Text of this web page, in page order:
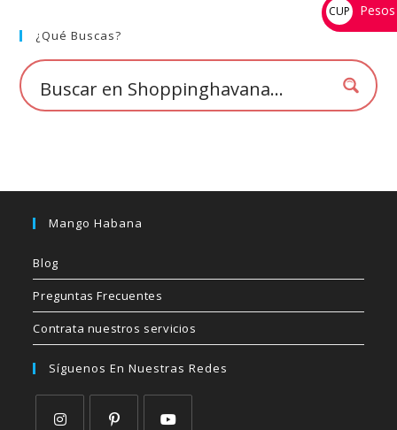
¿Qué Buscas?
Mango Habana
Blog
Preguntas Frecuentes
Contrata nuestros servicios
Síguenos En Nuestras Redes
CUP
💰
cup
Pesos